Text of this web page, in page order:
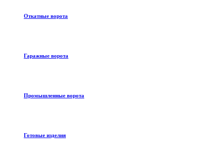
Откатные ворота
Гаражные ворота
Промышленные ворота
Готовые изделия